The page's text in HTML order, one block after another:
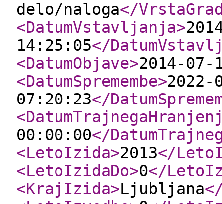
delo/naloga</
<DatumVstavljanja>
14:25:05</
<DatumObjave>2014-07-
<DatumSpremembe>2022-
07:20:23</
00:00:00</
<LetoIzida>2013</
<LetoIzidaDo>0</
<KrajIzida>Ljubljana